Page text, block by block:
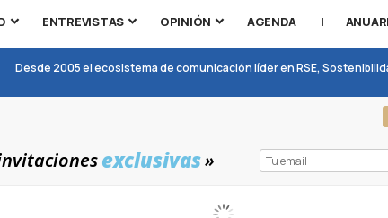
ENTREVISTAS OPINIÓN AGENDA |
Desde 2005 el ecosistema de comunicación líder en RSE,
exclusivas»